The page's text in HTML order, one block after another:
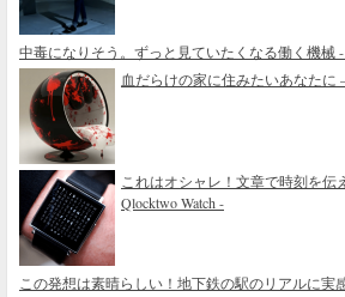
中毒になりそう。ずっと見ていたくなる働く機械 -
血だらけの家に住みたいあなたに
これはオシャレ！文章で時刻を伝
Qlocktwo Watch -
この発想は素晴らしい！地下鉄の駅のリアルに実